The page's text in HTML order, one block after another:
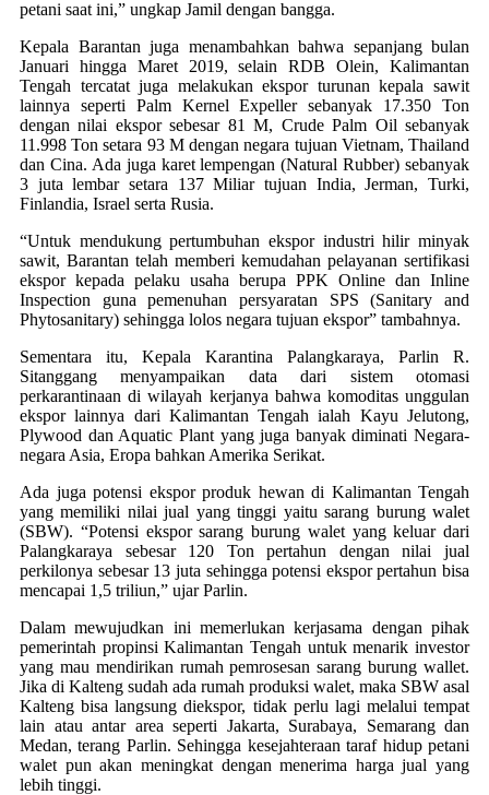
petani saat ini,” ungkap Jamil dengan bangga.
Kepala Barantan juga menambahkan bahwa sepanjang bulan
Januari hingga Maret 2019, selain RDB Olein, Kalimantan
Tengah tercatat juga melakukan ekspor turunan kepala sawit
lainnya seperti Palm Kernel Expeller sebanyak 17.350 Ton
dengan nilai ekspor sebesar 81 M, Crude Palm Oil sebanyak
11.998 Ton setara 93 M dengan negara tujuan Vietnam, Thailand
dan Cina. Ada juga karet lempengan (Natural Rubber) sebanyak
3 juta lembar setara 137 Miliar tujuan India, Jerman, Turki,
Finlandia, Israel serta Rusia.
“Untuk mendukung pertumbuhan ekspor industri hilir minyak
sawit, Barantan telah memberi kemudahan pelayanan sertifikasi
ekspor kepada pelaku usaha berupa PPK Online dan Inline
Inspection guna pemenuhan persyaratan SPS (Sanitary and
Phytosanitary) sehingga lolos negara tujuan ekspor” tambahnya.
Sementara itu, Kepala Karantina Palangkaraya, Parlin R.
Sitanggang menyampaikan data dari sistem otomasi
perkarantinaan di wilayah kerjanya bahwa komoditas unggulan
ekspor lainnya dari Kalimantan Tengah ialah Kayu Jelutong,
Plywood dan Aquatic Plant yang juga banyak diminati Negara-
negara Asia, Eropa bahkan Amerika Serikat.
Ada juga potensi ekspor produk hewan di Kalimantan Tengah
yang memiliki nilai jual yang tinggi yaitu sarang burung walet
(SBW). “Potensi ekspor sarang burung walet yang keluar dari
Palangkaraya sebesar 120 Ton pertahun dengan nilai jual
perkilonya sebesar 13 juta sehingga potensi ekspor pertahun bisa
mencapai 1,5 triliun,” ujar Parlin.
Dalam mewujudkan ini memerlukan kerjasama dengan pihak
pemerintah propinsi Kalimantan Tengah untuk menarik investor
yang mau mendirikan rumah pemrosesan sarang burung wallet.
Jika di Kalteng sudah ada rumah produksi walet, maka SBW asal
Kalteng bisa langsung diekspor, tidak perlu lagi melalui tempat
lain atau antar area seperti Jakarta, Surabaya, Semarang dan
Medan, terang Parlin. Sehingga kesejahteraan taraf hidup petani
walet pun akan meningkat dengan menerima harga jual yang
lebih tinggi.